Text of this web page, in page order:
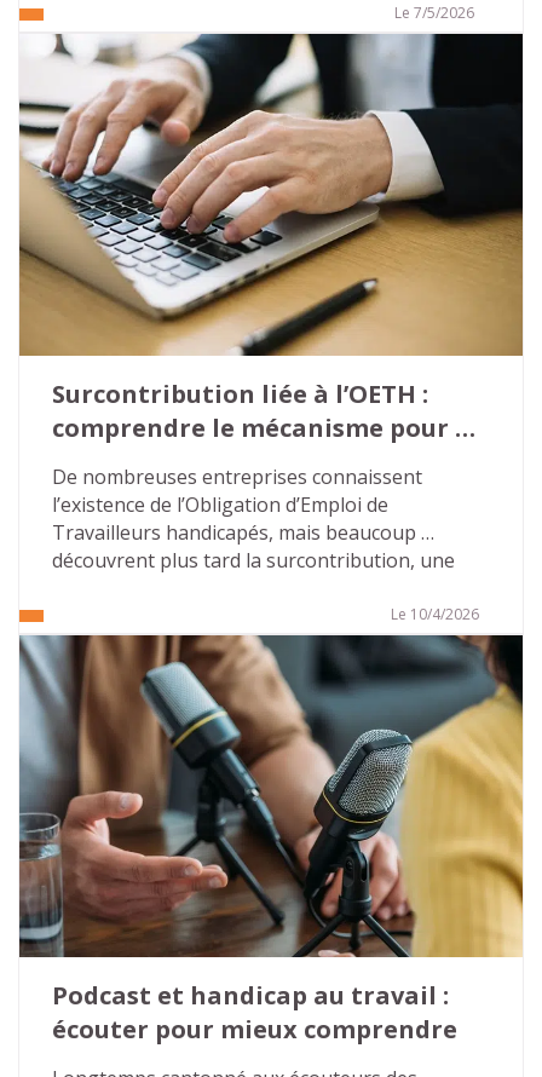
Ces publications mettent souvent en avant des
conséquences désastreuses. Il n’en est rien.
Tout d’abord parce que l’on ne peut pas parler
de « fin » mais aussi car des solutions
d’accompagnement existent pour pérenniser
leurs actions sur le champ de l’emploi des
personnes en situation de handicap.
Le 7/5/2026
Surcontribution liée à l’OETH :
comprendre le mécanisme pour
éviter les mauvaises surprises…
De nombreuses entreprises connaissent
l’existence de l’Obligation d’Emploi de
Travailleurs handicapés, mais beaucoup
découvrent plus tard la surcontribution, une
méconnaissance crée un terrain favorable aux
discours alarmistes de certains démarcheurs
commerciaux.
Pour les directions des ressources humaines et
les référents handicap, l’enjeu est simple :
comprendre les règles, sécuriser les pratiques
internes et ne pas céder à la pression
extérieure.
Le 10/4/2026
Podcast et handicap au travail :
écouter pour mieux comprendre